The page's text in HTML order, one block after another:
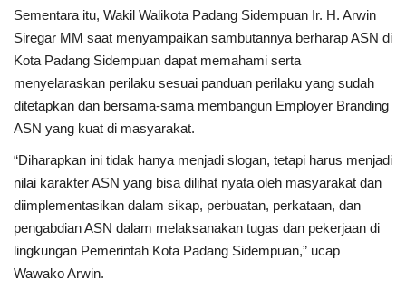
Sementara itu, Wakil Walikota Padang Sidempuan Ir. H. Arwin
Siregar MM saat menyampaikan sambutannya berharap ASN di
Kota Padang Sidempuan dapat memahami serta
menyelaraskan perilaku sesuai panduan perilaku yang sudah
ditetapkan dan bersama-sama membangun Employer Branding
ASN yang kuat di masyarakat.
“Diharapkan ini tidak hanya menjadi slogan, tetapi harus menjadi
nilai karakter ASN yang bisa dilihat nyata oleh masyarakat dan
diimplementasikan dalam sikap, perbuatan, perkataan, dan
pengabdian ASN dalam melaksanakan tugas dan pekerjaan di
lingkungan Pemerintah Kota Padang Sidempuan,” ucap
Wawako Arwin.